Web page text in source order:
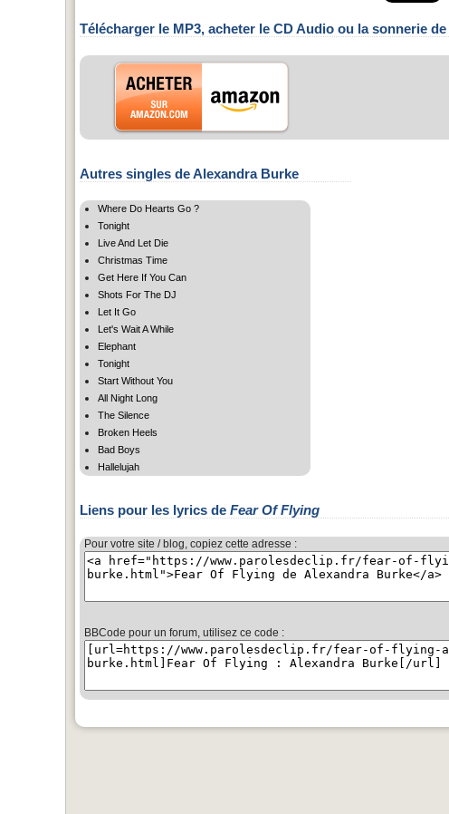
Télécharger le MP3, acheter le CD Audio ou la sonnerie de
Autres singles de Alexandra Burke
Where Do Hearts Go ?
Tonight
Live And Let Die
Christmas Time
Get Here If You Can
Shots For The DJ
Let It Go
Let's Wait A While
Elephant
Tonight
Start Without You
All Night Long
The Silence
Broken Heels
Bad Boys
Hallelujah
Liens pour les lyrics de Fear Of Flying
Pour votre site / blog, copiez cette adresse :
BBCode pour un forum, utilisez ce code :